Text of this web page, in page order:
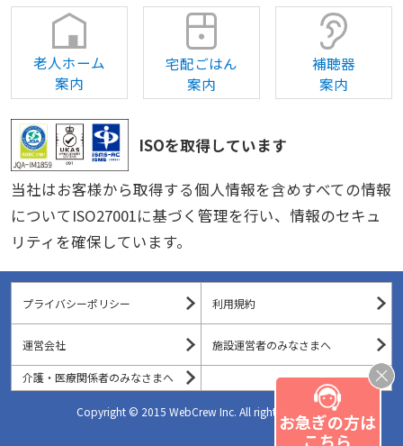
老人ホーム
案内
宅配ごはん
案内
補聴器
案内
ISOを取得しています
当社はお客様から取得する個人情報を含めすべての情報
についてISO27001に基づく管理を行い、情報のセキュ
リティを確保しています。
プライバシーポリシー 利用規約
運営会社 施設運営者のみなさまへ
介護・医療関係者のみなさまへ
Copyright © 2015 WebCrew Inc. All rights reserved.お急ぎの方は
こちら